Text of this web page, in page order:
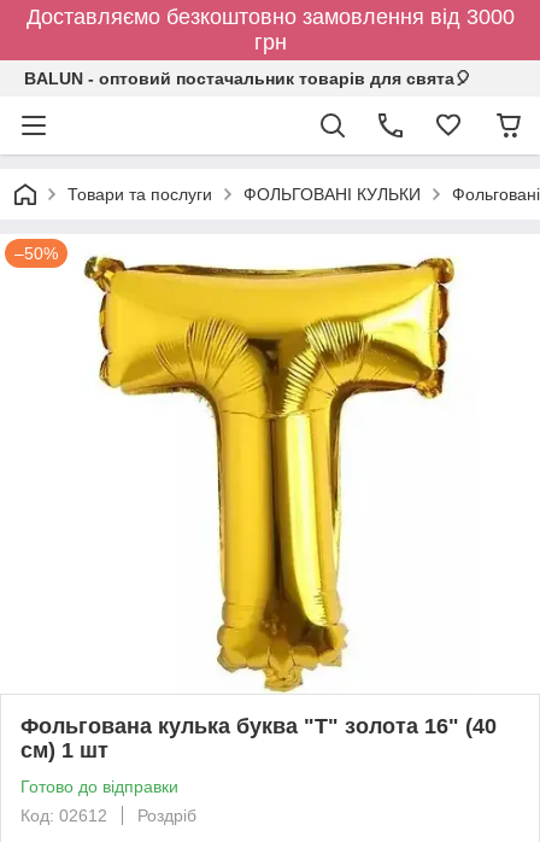
Доставляємо безкоштовно замовлення від 3000
грн
BALUN - оптовий постачальник товарів для свята🎈
Товари та послуги ФОЛЬГОВАНІ КУЛЬКИ
–50%
Фольгована кулька буква "T" золота 16" (40
см) 1 шт
Готово до відправки
Код: 02612
Роздріб